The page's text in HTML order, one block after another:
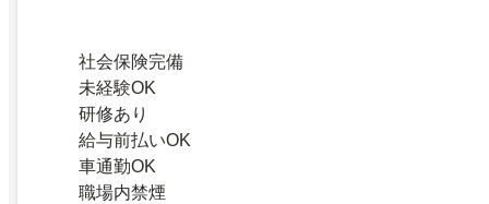
社会保険完備
未経験OK
研修あり
給与前払いOK
車通勤OK
職場内禁煙